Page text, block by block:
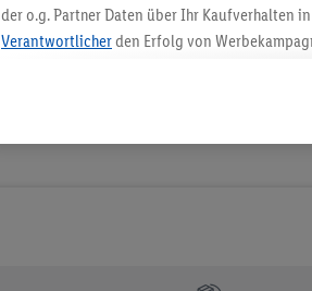
der o.g. Partner Daten über Ihr Kaufverhalten
Verantwortlicherden Erfolg von
angereicherten Profilen. Dies umfasst die
Kaufverhalten in den Lidl-Diensten,
genauen Standortdaten) auch über
Erfolgsmessung der Werbung, zur
Sicherung und Optimierung dieser